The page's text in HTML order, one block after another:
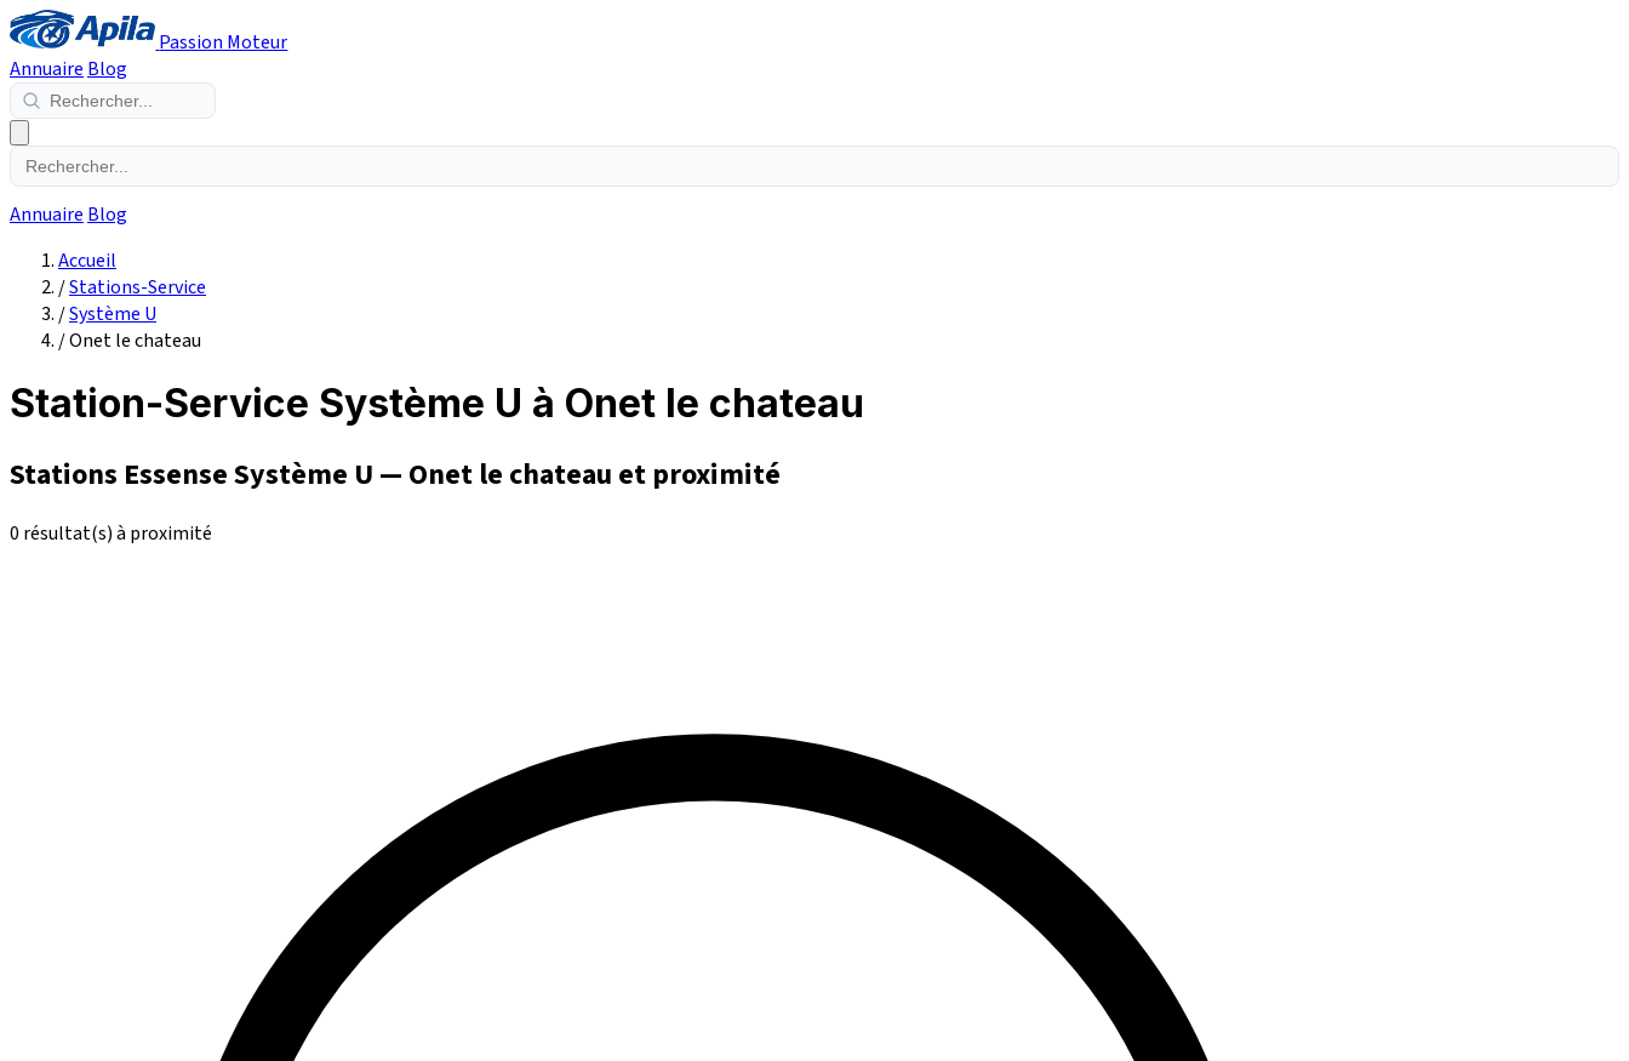
Passion Moteur
Annuaire Blog
Annuaire Blog
Accueil
/Stations-Service
/Système U
/Onet le chateau
Station-Service Système U à Onet le chateau
Stations Essense Système U — Onet le chateau et proximité
0 résultat(s) à proximité